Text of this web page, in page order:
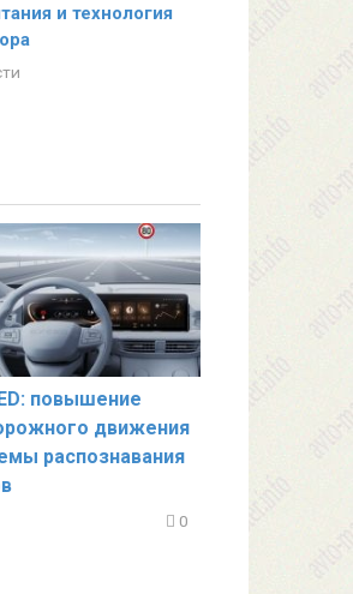
и технология
повышение
движения
распознавания
0